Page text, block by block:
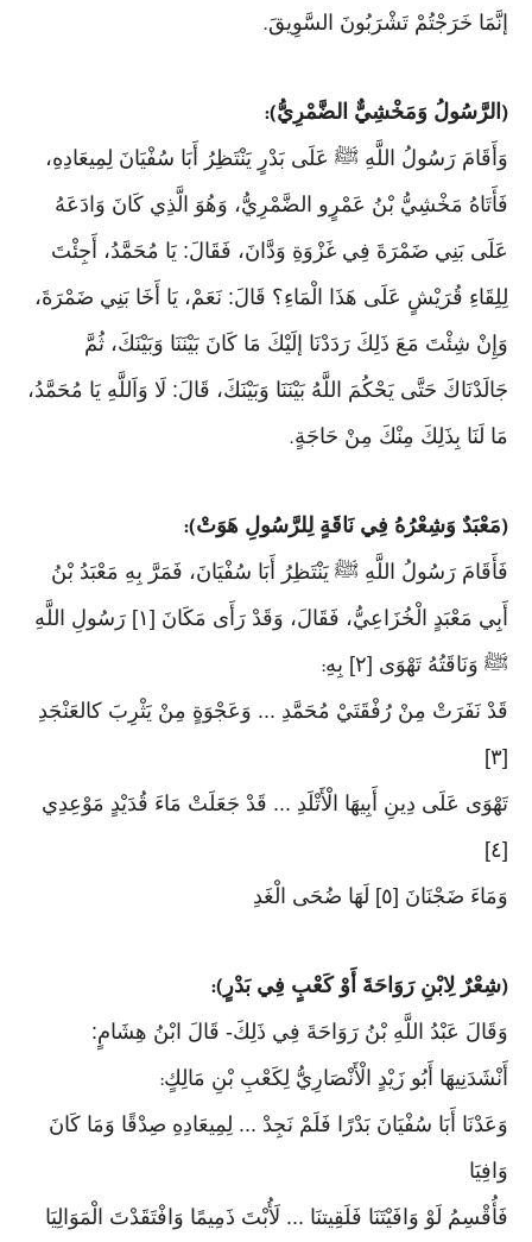
إنَّمَا خَرَجْتُمْ تَشْرَبُونَ السَّوِيقَ.
( الرَّسُولُ وَمَخْشِيٌّ الضَّمْرِيُّ):
وَأَقَامَ رَسُولُ اللَّهِ ﷺ عَلَى بَدْرٍ يَنْتَظِرُ أَبَا سُفْيَانَ لِمِيعَادِهِ،
فَأَتَاهُ مَخْشِيُّ بْنُ عَمْرٍو الضَّمْرِيُّ، وَهُوَ الَّذِي كَانَ وَادَعَهُ
عَلَى بَنِي ضَمْرَةَ فِي غَزْوَةِ وَدَّانَ، فَقَالَ: يَا مُحَمَّدُ، أَجِئْتَ
لِلِقَاءِ قُرَيْشٍ عَلَى هَذَا الْمَاءِ؟ قَالَ: نَعَمْ، يَا أَخَا بَنِي ضَمْرَةَ،
وَإِنْ شِئْتَ مَعَ ذَلِكَ رَدَدْنَا إلَيْكَ مَا كَانَ بَيْنَنَا وَبَيْنَكَ، ثُمَّ
جَالَدْنَاكَ حَتَّى يَحْكُمَ اللَّهُ بَيْنَنَا وَبَيْنَكَ، قَالَ: لَا وَاَللَّهِ يَا مُحَمَّدُ،
مَا لَنَا بِذَلِكَ مِنْكَ مِنْ حَاجَةٍ.
(مَعْبَدٌ وَشِعْرُهُ فِي نَاقَةٍ لِلرَّسُولِ هَوَتْ):
فَأَقَامَ رَسُولُ اللَّهِ ﷺ يَنْتَظِرُ أَبَا سُفْيَانَ، فَمَرَّ بِهِ مَعْبَدُ بْنُ
أَبِي مَعْبَدٍ الْخُزَاعِيُّ، فَقَالَ، وَقَدْ رَأَى مَكَانَ [١] رَسُولِ اللَّهِ
ﷺ وَنَاقَتُهُ تَهْوَى [٢] بِهِ
:
قَدْ نَفَرَتْ مِنْ رُفْقَتَيْ مُحَمَّدِ ... وَعَجْوَةٍ مِنْ يَثْرِبَ كالعَنْجَدِ
[٣]
تَهْوَى عَلَى دِينِ أَبِيهَا الْأَتْلَدِ ... قَدْ جَعَلَتْ مَاءَ قُدَيْدٍ مَوْعِدِي
[٤]
وَمَاءَ ضَجْنَانَ [٥] لَهَا ضُحَى الْغَدِ
(شِعْرٌ لِابْنِ رَوَاحَةَ أَوْ كَعْبٍ فِي بَدْرٍ ):
وَقَالَ عَبْدُ اللَّهِ بْنُ رَوَاحَةَ فِي ذَلِكَ- قَالَ ابْنُ هِشَامٍ:
أَنْشَدَنِيهَا أَبُو زَيْدٍ الْأَنْصَارِيُّ لِكَعْبِ بْنِ مَالِكٍ:
وَعَدْنَا أَبَا سُفْيَانَ بَدْرًا فَلَمْ نَجِدْ ... لِمِيعَادِهِ صِدْقًا وَمَا كَانَ
وَافِيَا
فَأُقْسِمُ لَوْ وَافَيْتَنَا فَلَقِيتنَا ... لَأُبْتَ ذَمِيمًا وَافْتَقَدْتَ الْمَوَالِيَا